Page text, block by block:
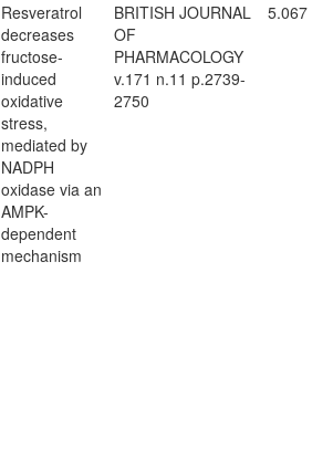
Resveratrol
decreases
fructose-
induced
oxidative
stress,
mediated by
NADPH
oxidase via an
AMPK-
dependent
mechanism
BRITISH JOURNAL
OF
PHARMACOLOGY
v.171 n.11 p.2739-
2750
5.067